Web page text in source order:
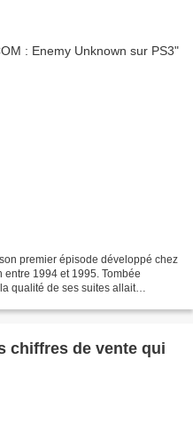
premier épisode développé chez
entre 1994 et 1995. Tombée
qualité de ses suites allait
chiffres de vente qui